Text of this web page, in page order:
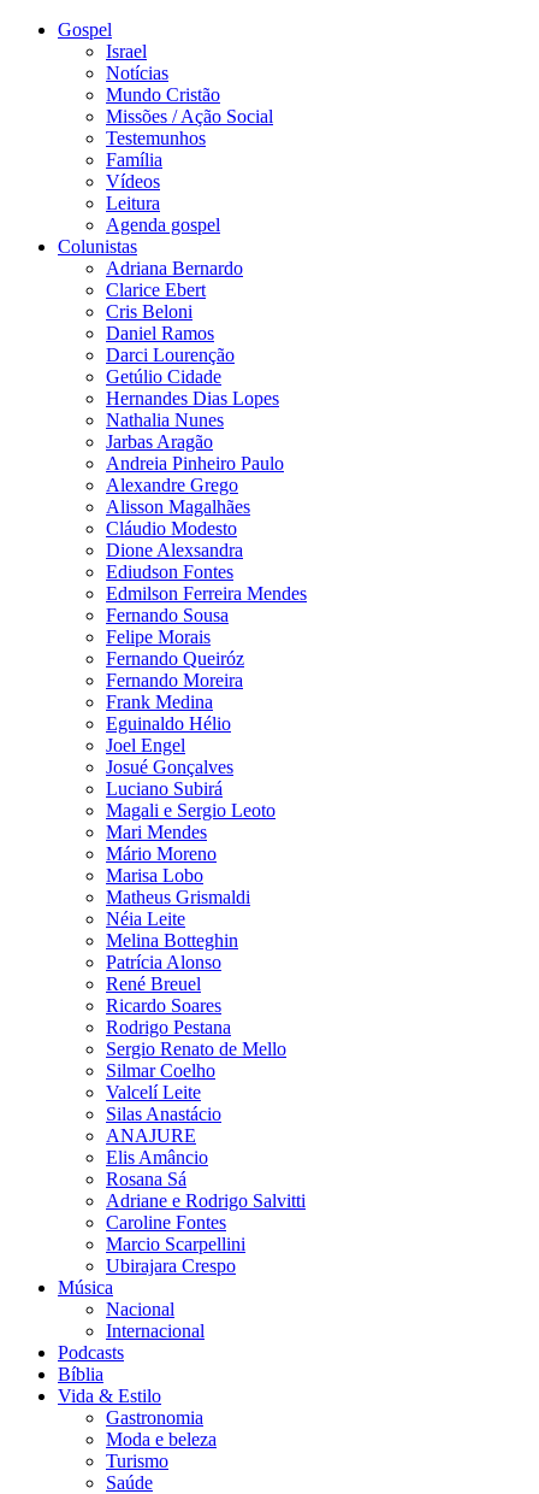
Gospel
Israel
Notícias
Mundo Cristão
Missões / Ação Social
Testemunhos
Família
Vídeos
Leitura
Agenda gospel
Colunistas
Adriana Bernardo
Clarice Ebert
Cris Beloni
Daniel Ramos
Darci Lourenção
Getúlio Cidade
Hernandes Dias Lopes
Nathalia Nunes
Jarbas Aragão
Andreia Pinheiro Paulo
Alexandre Grego
Alisson Magalhães
Cláudio Modesto
Dione Alexsandra
Ediudson Fontes
Edmilson Ferreira Mendes
Fernando Sousa
Felipe Morais
Fernando Queiróz
Fernando Moreira
Frank Medina
Eguinaldo Hélio
Joel Engel
Josué Gonçalves
Luciano Subirá
Magali e Sergio Leoto
Mari Mendes
Mário Moreno
Marisa Lobo
Matheus Grismaldi
Néia Leite
Melina Botteghin
Patrícia Alonso
René Breuel
Ricardo Soares
Rodrigo Pestana
Sergio Renato de Mello
Silmar Coelho
Valcelí Leite
Silas Anastácio
ANAJURE
Elis Amâncio
Rosana Sá
Adriane e Rodrigo Salvitti
Caroline Fontes
Marcio Scarpellini
Ubirajara Crespo
Música
Nacional
Internacional
Podcasts
Bíblia
Vida & Estilo
Gastronomia
Moda e beleza
Turismo
Saúde